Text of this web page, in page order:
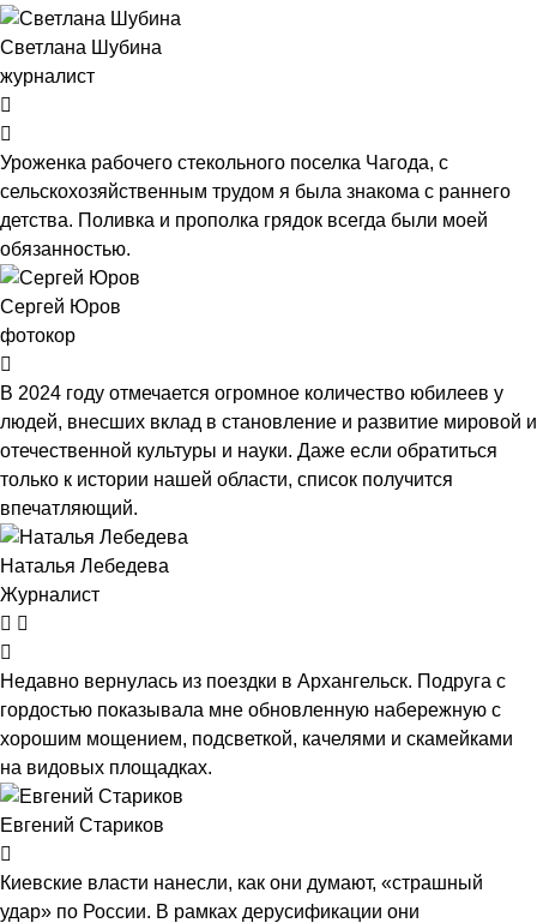
Светлана Шубина
журналист
Уроженка рабочего стекольного поселка Чагода, с
сельскохозяйственным трудом я была знакома с раннего
детства. Поливка и прополка грядок всегда были моей
обязанностью.
Сергей Юров
фотокор
В 2024 году отмечается огромное количество юбилеев у
людей, внесших вклад в становление и развитие мировой и
отечественной культуры и науки. Даже если обратиться
только к истории нашей области, список получится
впечатляющий.
Наталья Лебедева
Журналист
Недавно вернулась из поездки в Архангельск. Подруга с
гордостью показывала мне обновленную набережную с
хорошим мощением, подсветкой, качелями и скамейками
на видовых площадках.
Евгений Стариков
Киевские власти нанесли, как они думают, «страшный
удар» по России. В рамках дерусификации они